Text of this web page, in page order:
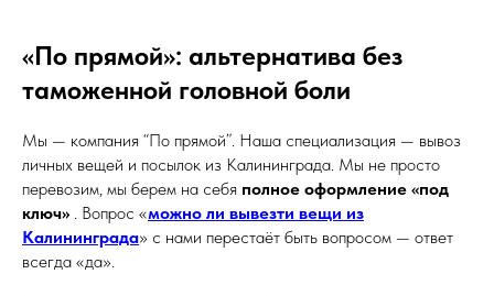
«По прямой»: альтернатива без
таможенной головной боли
Мы — компания “По прямой”. Наша специализация — вывоз
личных вещей и посылок из Калининграда. Мы не просто
перевозим, мы берем на себя полное оформление «под
ключ» . Вопрос «можно ли вывезти вещи из
Калининграда» с нами перестаёт быть вопросом — ответ
всегда «да».